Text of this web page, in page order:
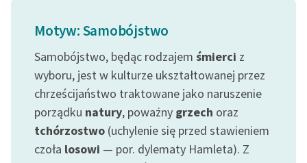
Motyw: Samobójstwo
Samobójstwo, będąc rodzajem śmierci z
wyboru, jest w kulturze ukształtowanej przez
chrześcijaństwo traktowane jako naruszenie
porządku natury, poważny grzech oraz
tchórzostwo (uchylenie się przed stawieniem
czoła losowi — por. dylematy Hamleta). Z